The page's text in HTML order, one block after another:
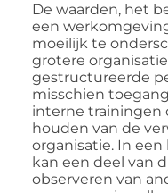
De waarden, het
een
moeilijk te
grotere
gestructureerde
misschien
interne trainingen
houden van de
organisatie. In
kan een deel van
observeren van